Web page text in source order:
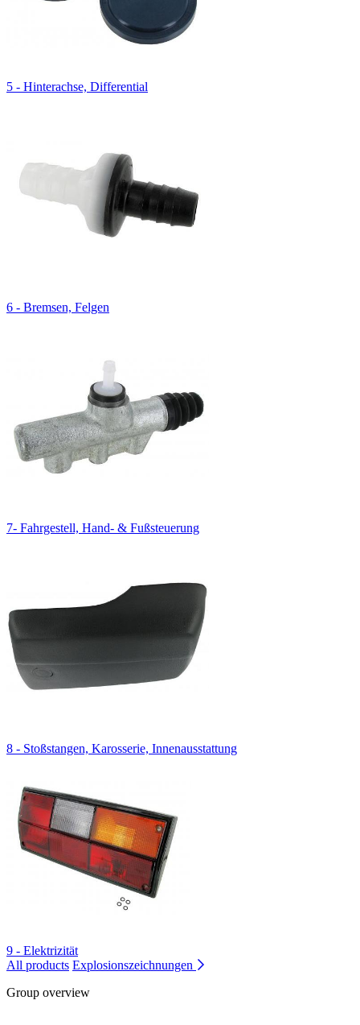
5 - Hinterachse, Differential
6 - Bremsen, Felgen
7- Fahrgestell, Hand- & Fußsteuerung
8 - Stoßstangen, Karosserie, Innenausstattung
9 - Elektrizität
All products Explosionszeichnungen
Group overview